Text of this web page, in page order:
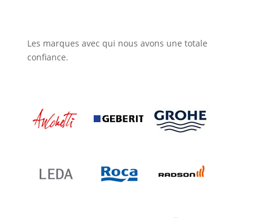
Les marques avec qui nous avons une totale
confiance.